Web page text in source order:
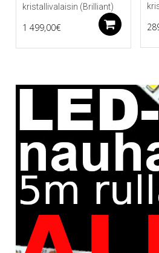
kristallivalaisin (Brilliant)
1 499,00€